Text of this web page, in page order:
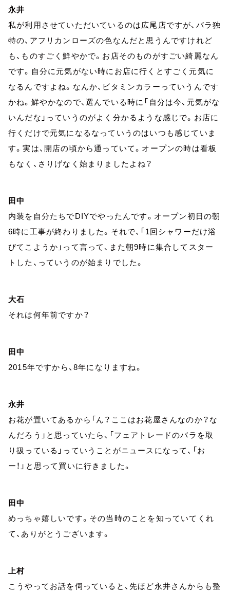
永井
私が利用させていただいているのは広尾店ですが、バラ独
特の、アフリカンローズの色なんだと思うんですけれど
も、ものすごく鮮やかで。お店そのものがすごい綺麗なん
です。自分に元気がない時にお店に行くとすごく元気に
なるんですよね。なんか、ビタミンカラーっていうんです
かね。鮮やかなので、選んでいる時に「自分は今、元気がな
いんだな」っていうのがよく分かるような感じで。お店に
行くだけで元気になるなっていうのはいつも感じていま
す。実は、開店の頃から通っていて。オープンの時は看板
もなく、さりげなく始まりましたよね？
田中
内装を自分たちでDIYでやったんです。オープン初日の朝
6時に工事が終わりました。それで、「1回シャワーだけ浴
びてこようか」って言って、また朝9時に集合してスター
トした、っていうのが始まりでした。
大石
それは何年前ですか？
田中
2015年ですから、8年になりますね。
永井
お花が置いてあるから「ん？ここはお花屋さんなのか？な
んだろう」と思っていたら、「フェアトレードのバラを取
り扱っている」っていうことがニュースになって、「お
ー！」と思って買いに行きました。
田中
めっちゃ嬉しいです。その当時のことを知っていてくれ
て、ありがとうございます。
上村
こうやってお話を伺っていると、先ほど永井さんからも整